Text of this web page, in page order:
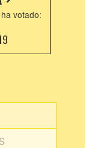
votado: